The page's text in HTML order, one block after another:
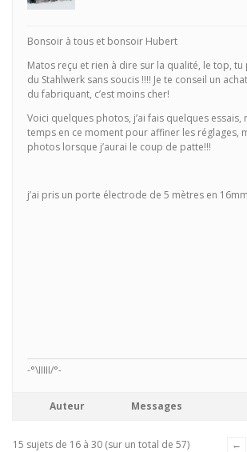
Bonsoir à tous et bonsoir Hubert
Matos reçu et rien à dire sur la qualité, le top, tu
du Stahlwerk sans soucis !!!! Je te conseil un
du fabriquant, c’est moins cher!
Voici quelques photos, j’ai fais quelques essais,
temps en ce moment pour affiner les réglages,
photos lorsque j’aurai le coup de patte!!!
j’ai pris un porte électrode de 5 mètres en
-°\IIIII/°-
Auteur Messages
15 sujets de 16 à 30 (sur un total de 57) ←